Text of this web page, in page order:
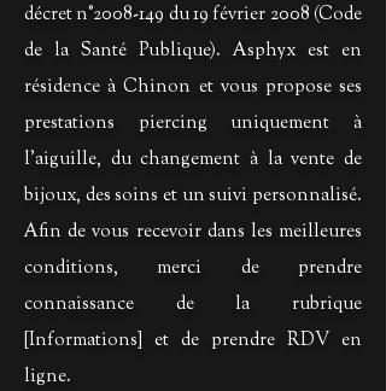
décret n°2008-149 du 19 février 2008 (Code
de la Santé Publique). Asphyx est en
résidence à Chinon et vous propose ses
prestations piercing uniquement à
l'aiguille, du changement à la vente de
bijoux, des soins et un suivi personnalisé.
Afin de vous recevoir dans les meilleures
conditions, merci de prendre
connaissance de la rubrique
[Informations] et de prendre RDV en
ligne.